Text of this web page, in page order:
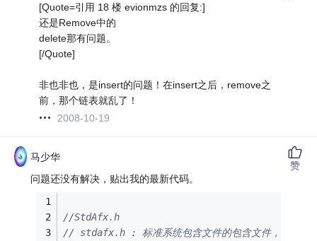
[Quote=引用 18 楼 evionmzs 的回复:]
还是Remove中的
delete那有问题。
[/Quote]
非也非也，是insert的问题！在insert之后，remove之
前，那个链表就乱了！
2008-10-19
马少华
问题还没有解决，贴出我的最新代码。
//StdAfx.h
// stdafx.h : 标准系统包含文件的包含文件，
赞